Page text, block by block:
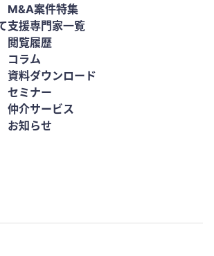
M&A案件特集
支援専門家一覧
閲覧履歴
コラム
資料ダウンロード
セミナー
仲介サービス
お知らせ